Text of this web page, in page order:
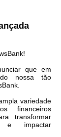
que em
nossa tão
variedade
financeiros
transformar
e impactar